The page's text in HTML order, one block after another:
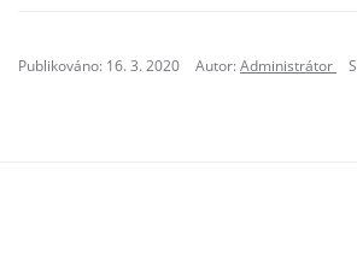
Publikováno: 16. 3. 2020 Autor:Administrátor